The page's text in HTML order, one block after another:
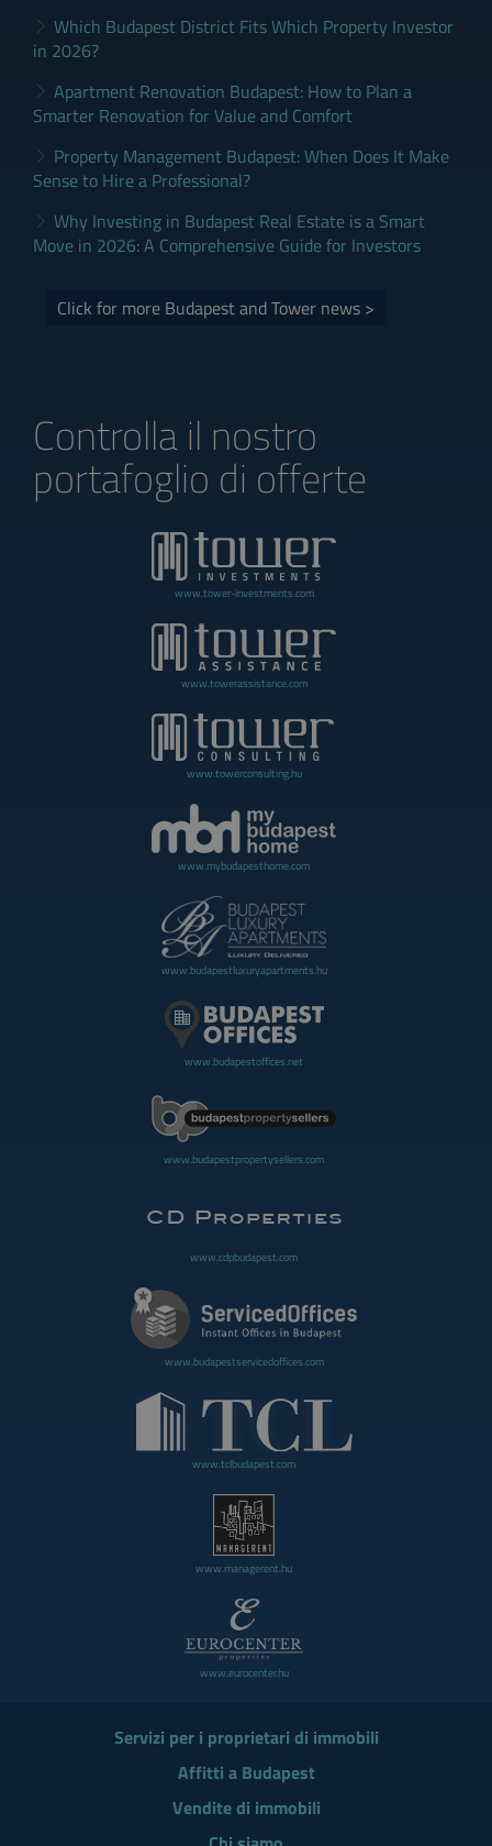
Which Budapest District Fits Which Property Investor
in 2026?
Apartment Renovation Budapest: How to Plan a
Smarter Renovation for Value and Comfort
Property Management Budapest: When Does It Make
Sense to Hire a Professional?
Why Investing in Budapest Real Estate is a Smart
Move in 2026: A Comprehensive Guide for Investors
Click for more Budapest and Tower news >
Controlla il nostro
portafoglio di offerte
www.tower-investments.com
www.towerassistance.com
www.towerconsulting.hu
www.mybudapesthome.com
www.budapestluxuryapartments.hu
www.budapestoffices.net
www.budapestpropertysellers.com
www.cdpbudapest.com
www.budapestservicedoffices.com
www.tclbudapest.com
www.managerent.hu
www.eurocenter.hu
Servizi per i proprietari di immobili
Affitti a Budapest
Vendite di immobili